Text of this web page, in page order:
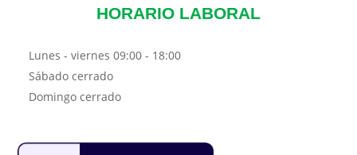
HORARIO LABORAL
Lunes - viernes09:00 - 18:00
Sábadocerrado
Domingocerrado